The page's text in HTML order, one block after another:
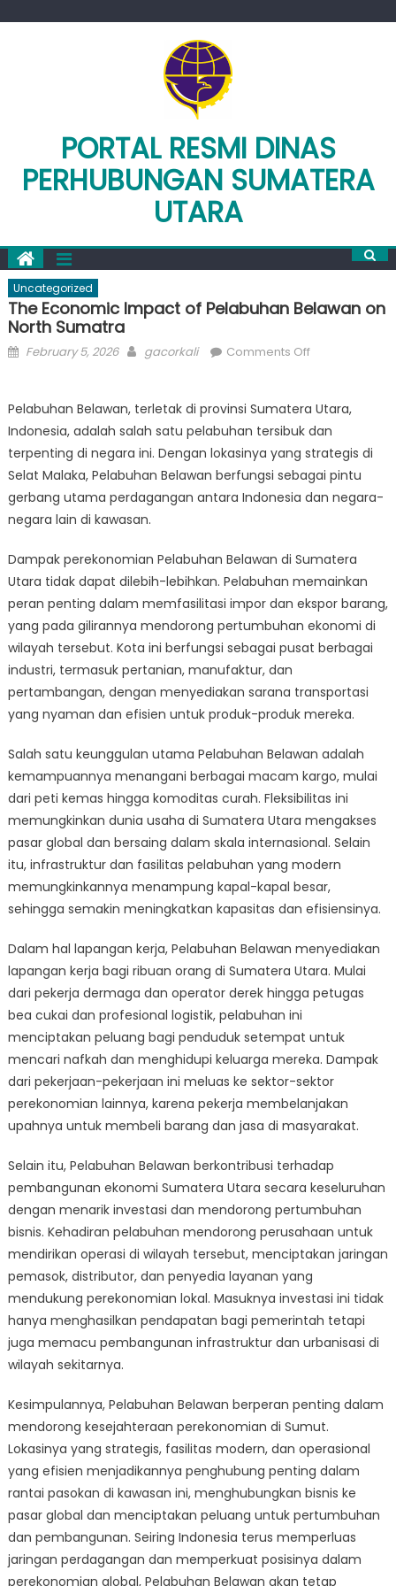
PORTAL RESMI DINAS
PERHUBUNGAN SUMATERA
UTARA
Uncategorized
The Economic Impact of Pelabuhan Belawan on
North Sumatra
Posted
February 5, 2026 Author
gacorkali Comments Offon
Impact
of
Pelabuhan
Belawan
on
Pelabuhan Belawan, terletak di provinsi Sumatera Utara,
Indonesia, adalah salah satu pelabuhan tersibuk dan
terpenting di negara ini. Dengan lokasinya yang strategis di
Selat Malaka, Pelabuhan Belawan berfungsi sebagai pintu
gerbang utama perdagangan antara Indonesia dan negara-
negara lain di kawasan.
Dampak perekonomian Pelabuhan Belawan di Sumatera
Utara tidak dapat dilebih-lebihkan. Pelabuhan memainkan
peran penting dalam memfasilitasi impor dan ekspor barang,
yang pada gilirannya mendorong pertumbuhan ekonomi di
wilayah tersebut. Kota ini berfungsi sebagai pusat berbagai
industri, termasuk pertanian, manufaktur, dan
pertambangan, dengan menyediakan sarana transportasi
yang nyaman dan efisien untuk produk-produk mereka.
Salah satu keunggulan utama Pelabuhan Belawan adalah
kemampuannya menangani berbagai macam kargo, mulai
dari peti kemas hingga komoditas curah. Fleksibilitas ini
memungkinkan dunia usaha di Sumatera Utara mengakses
pasar global dan bersaing dalam skala internasional. Selain
itu, infrastruktur dan fasilitas pelabuhan yang modern
memungkinkannya menampung kapal-kapal besar,
sehingga semakin meningkatkan kapasitas dan efisiensinya.
Dalam hal lapangan kerja, Pelabuhan Belawan menyediakan
lapangan kerja bagi ribuan orang di Sumatera Utara. Mulai
dari pekerja dermaga dan operator derek hingga petugas
bea cukai dan profesional logistik, pelabuhan ini
menciptakan peluang bagi penduduk setempat untuk
mencari nafkah dan menghidupi keluarga mereka. Dampak
dari pekerjaan-pekerjaan ini meluas ke sektor-sektor
perekonomian lainnya, karena pekerja membelanjakan
upahnya untuk membeli barang dan jasa di masyarakat.
Selain itu, Pelabuhan Belawan berkontribusi terhadap
pembangunan ekonomi Sumatera Utara secara keseluruhan
dengan menarik investasi dan mendorong pertumbuhan
bisnis. Kehadiran pelabuhan mendorong perusahaan untuk
mendirikan operasi di wilayah tersebut, menciptakan jaringan
pemasok, distributor, dan penyedia layanan yang
mendukung perekonomian lokal. Masuknya investasi ini tidak
hanya menghasilkan pendapatan bagi pemerintah tetapi
juga memacu pembangunan infrastruktur dan urbanisasi di
wilayah sekitarnya.
Kesimpulannya, Pelabuhan Belawan berperan penting dalam
mendorong kesejahteraan perekonomian di Sumut.
Lokasinya yang strategis, fasilitas modern, dan operasional
yang efisien menjadikannya penghubung penting dalam
rantai pasokan di kawasan ini, menghubungkan bisnis ke
pasar global dan menciptakan peluang untuk pertumbuhan
dan pembangunan. Seiring Indonesia terus memperluas
jaringan perdagangan dan memperkuat posisinya dalam
perekonomian global, Pelabuhan Belawan akan tetap